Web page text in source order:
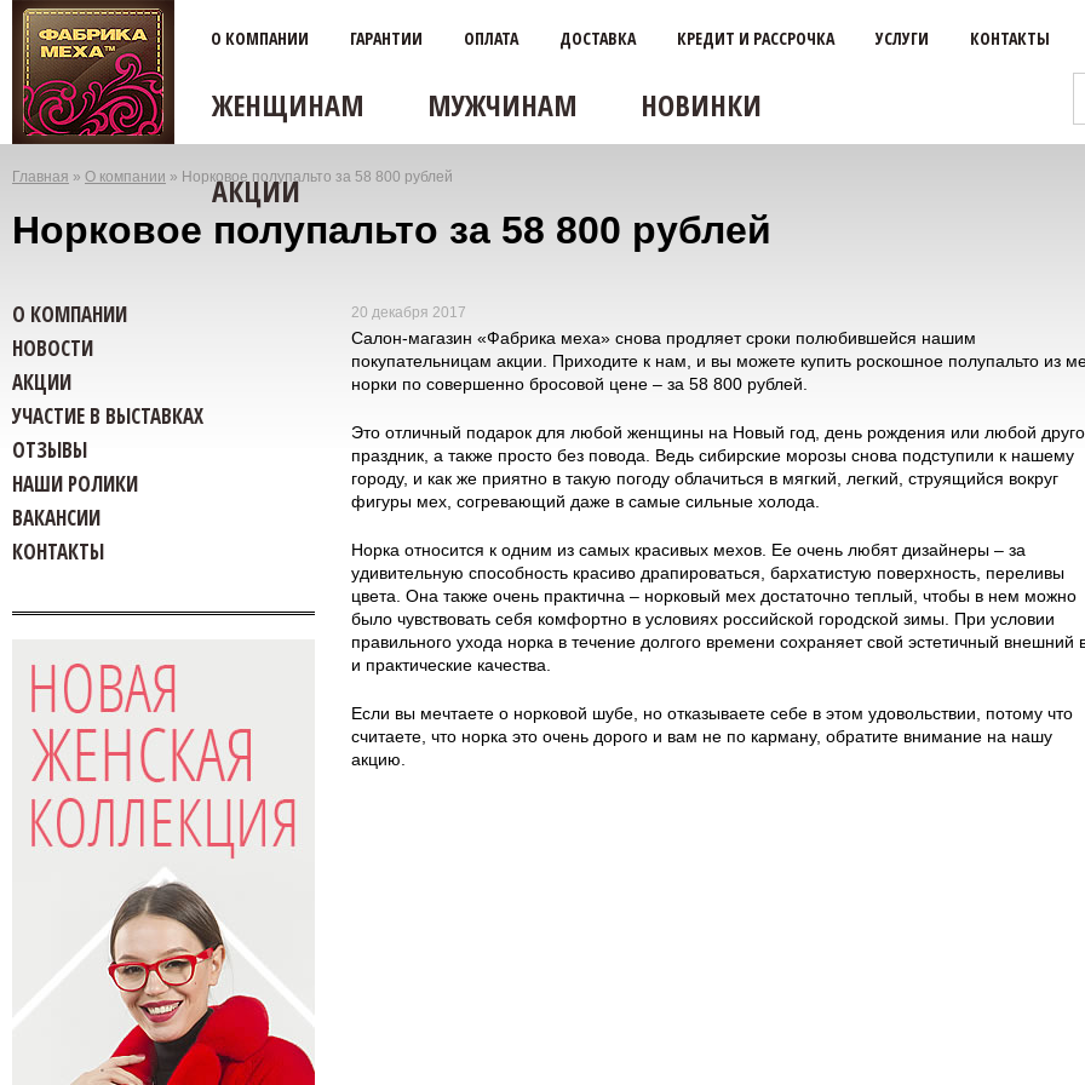
О КОМПАНИИ ГАРАНТИИ ОПЛАТА ДОСТАВКА КРЕДИТ И РАССРОЧКА УСЛУГИ КОНТАКТЫ
ЖЕНЩИНАМ МУЖЧИНАМ НОВИНКИ
АКЦИИ
Вы
здесь
Главная » О компании » Норковое полупальто за 58 800 рублей
Норковое полупальто за 58 800 рублей
20 декабря 2017
Салон-магазин «Фабрика меха» снова продляет сроки полюбившейся нашим
покупательницам акции. Приходите к нам, и вы можете купить роскошное полупальто из
норки по совершенно бросовой цене – за 58 800 рублей.
Это отличный подарок для любой женщины на Новый год, день рождения или любой
праздник, а также просто без повода. Ведь сибирские морозы снова подступили к нашему
городу, и как же приятно в такую погоду облачиться в мягкий, легкий, струящийся вокруг
фигуры мех, согревающий даже в самые сильные холода.
Норка относится к одним из самых красивых мехов. Ее очень любят дизайнеры – за
удивительную способность красиво драпироваться, бархатистую поверхность, переливы
цвета. Она также очень практична – норковый мех достаточно теплый, чтобы в нем можно
было чувствовать себя комфортно в условиях российской городской зимы. При условии
правильного ухода норка в течение долгого времени сохраняет свой эстетичный внешний
и практические качества.
Если вы мечтаете о норковой шубе, но отказываете себе в этом удовольствии, потому что
считаете, что норка это очень дорого и вам не по карману, обратите внимание на нашу
акцию.
О КОМПАНИИ
НОВОСТИ
АКЦИИ
УЧАСТИЕ В ВЫСТАВКАХ
ОТЗЫВЫ
НАШИ РОЛИКИ
ВАКАНСИИ
КОНТАКТЫ